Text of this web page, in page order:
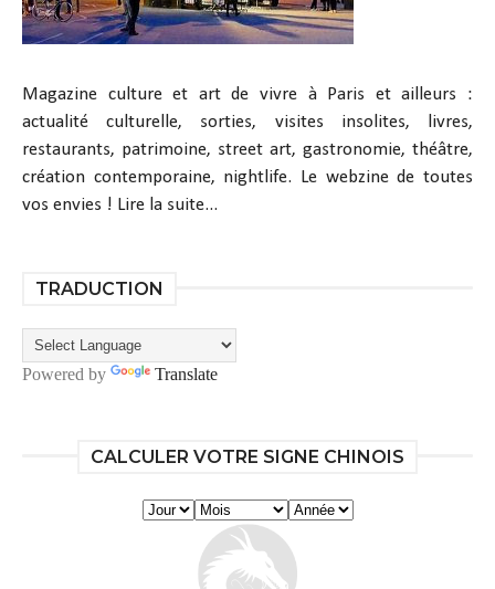
Magazine culture et art de vivre à Paris et ailleurs :
actualité culturelle, sorties, visites insolites, livres,
restaurants, patrimoine, street art, gastronomie, théâtre,
création contemporaine, nightlife. Le webzine de toutes
vos envies ! Lire la suite...
TRADUCTION
Powered by Translate
CALCULER VOTRE SIGNE CHINOIS